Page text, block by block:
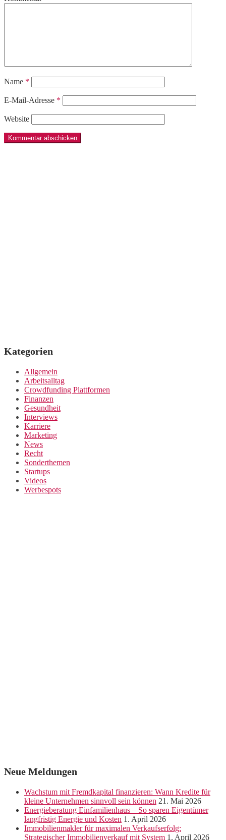
Name *
E-Mail-Adresse *
Website
Kategorien
Allgemein
Arbeitsalltag
Crowdfunding Plattformen
Finanzen
Gesundheit
Interviews
Karriere
Marketing
News
Recht
Sonderthemen
Startups
Videos
Werbespots
Neue Meldungen
Wachstum mit Fremdkapital finanzieren: Wann Kredite für
kleine Unternehmen sinnvoll sein können 21. Mai 2026
Energieberatung Einfamilienhaus – So sparen Eigentümer
langfristig Energie und Kosten 1. April 2026
Immobilienmakler für maximalen Verkaufserfolg:
Strategischer Immobilienverkauf mit System 1. April 2026